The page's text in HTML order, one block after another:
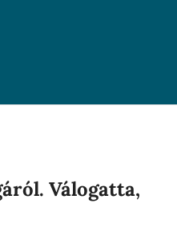
Válogatta,